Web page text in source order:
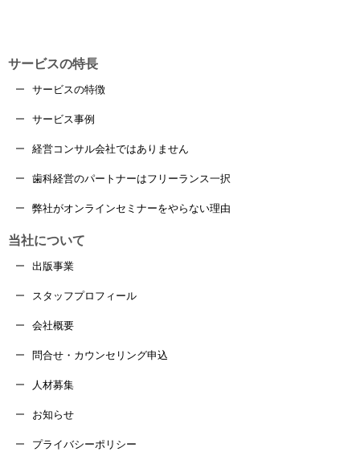
サービスの特長
サービスの特徴
サービス事例
経営コンサル会社ではありません
歯科経営のパートナーはフリーランス一択
弊社がオンラインセミナーをやらない理由
当社について
出版事業
スタッフプロフィール
会社概要
問合せ・カウンセリング申込
人材募集
お知らせ
プライバシーポリシー